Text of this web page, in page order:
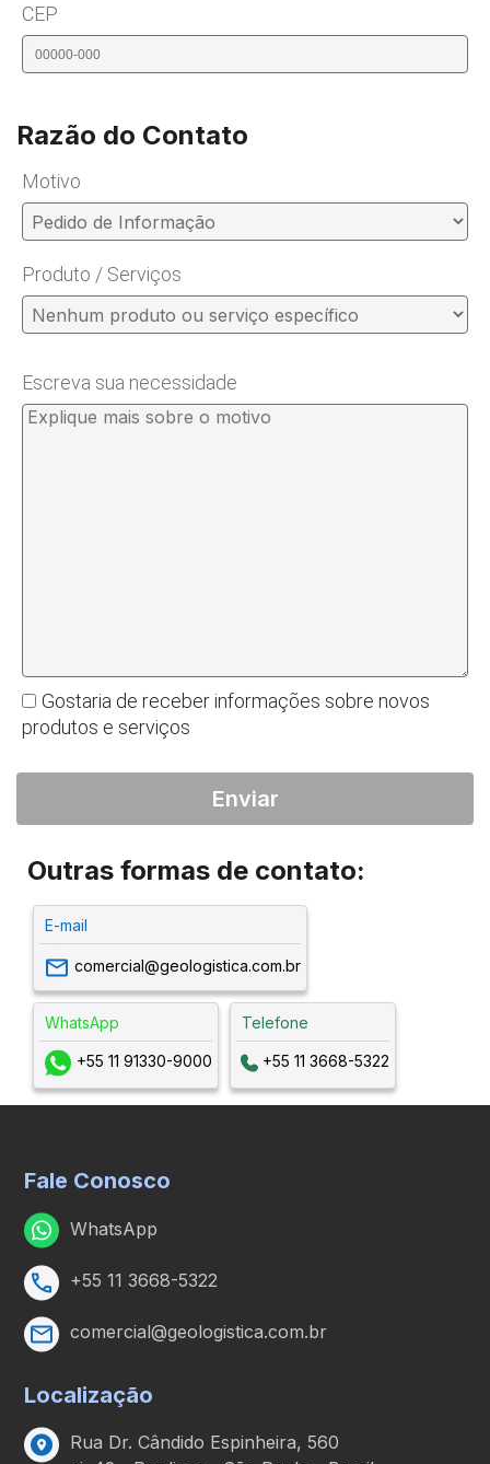
CEP
Razão do Contato
Motivo
Produto / Serviços
Escreva sua necessidade
Gostaria de receber informações sobre novos
produtos e serviços
Enviar
Outras formas de contato:
E-mail
comercial@geologistica.com.br
WhatsApp
+55 11 91330-9000
Telefone
+55 11 3668-5322
Fale Conosco
WhatsApp
+55 11 3668-5322
comercial@geologistica.com.br
Localização
Rua Dr. Cândido Espinheira, 560